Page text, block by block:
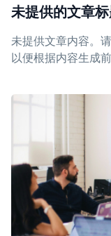
未提供的文章
未提供文章内容。
以便根据内容生成